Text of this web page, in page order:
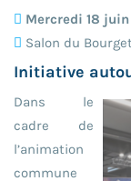
Mercredi 18
Salon du Bourget
Initiative
Dans le
cadre de
l’animation
commune